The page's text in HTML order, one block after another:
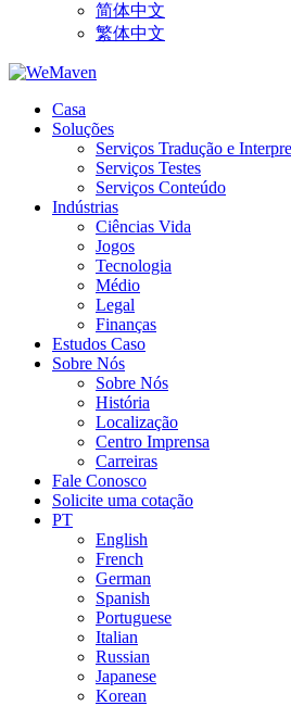
简体中文
繁体中文
Casa
Soluções
Serviços Tradução e
Serviços Testes
Serviços Conteúdo
Indústrias
Ciências Vida
Jogos
Tecnologia
Médio
Legal
Finanças
Estudos Caso
Sobre Nós
Sobre Nós
História
Localização
Centro Imprensa
Carreiras
Fale Conosco
Solicite uma cotação
PT
English
French
German
Spanish
Portuguese
Italian
Russian
Japanese
Korean